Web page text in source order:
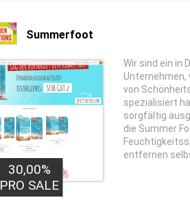
Summerfoot
30,00%
PRO SALE
Wir sind ein in
Unternehmen,
von
spezialisiert
sorgfältig
die Summer
entfernen